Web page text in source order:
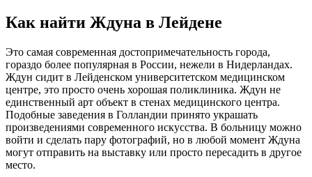
Как найти Ждуна в Лейдене
Это самая современная достопримечательность города,
гораздо более популярная в России, нежели в Нидерландах.
Ждун сидит в Лейденском университетском медицинском
центре, это просто очень хорошая поликлиника. Ждун не
единственный арт объект в стенах медицинского центра.
Подобные заведения в Голландии принято украшать
произведениями современного искусства. В больницу можно
войти и сделать пару фотографий, но в любой момент Ждуна
могут отправить на выставку или просто пересадить в другое
место.